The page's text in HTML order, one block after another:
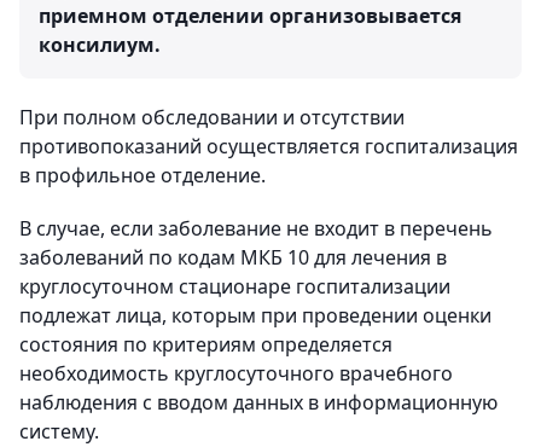
приемном отделении организовывается
консилиум.
При полном обследовании и отсутствии
противопоказаний осуществляется госпитализация
в профильное отделение.
В случае, если заболевание не входит в перечень
заболеваний по кодам МКБ 10 для лечения в
круглосуточном стационаре госпитализации
подлежат лица, которым при проведении оценки
состояния по критериям определяется
необходимость круглосуточного врачебного
наблюдения с вводом данных в информационную
систему.